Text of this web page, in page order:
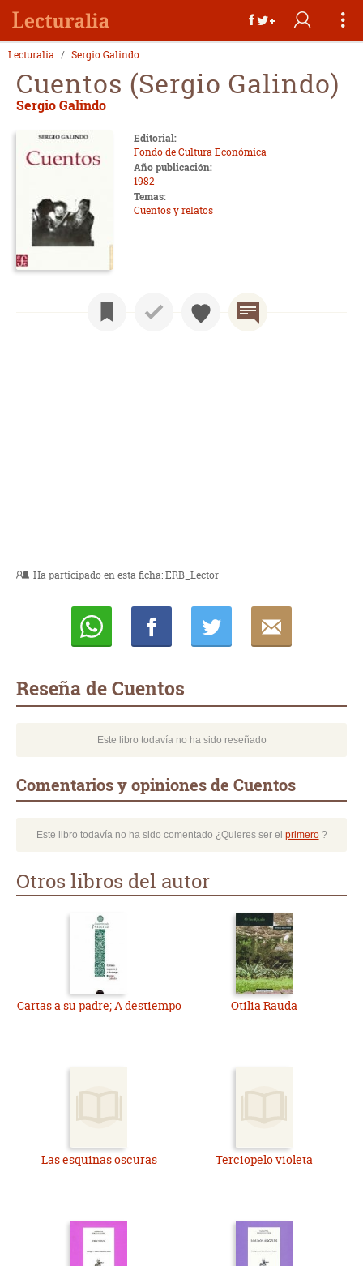
Lecturalia Sergio Galindo
Cuentos (Sergio Galindo)
Sergio Galindo
Editorial:
Fondo de Cultura Económica
Año publicación:
1982
Temas:
Cuentos y relatos
Ha participado en esta ficha:ERB_Lector
Reseña de Cuentos
Este libro todavía no ha sido reseñado
Comentarios y opiniones de Cuentos
Este libro todavía no ha sido comentado ¿Quieres ser el primero?
Otros libros del autor
Cartas a su padre; A destiempo Otilia Rauda
Las esquinas oscuras Terciopelo violeta